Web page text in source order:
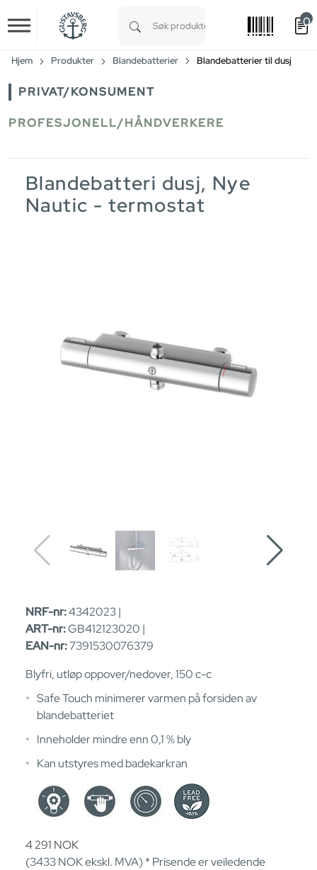
Skip to main content
0
Hjem Produkter Blandebatterier Blandebatterier til dusj
PRIVAT/KONSUMENT
PROFESJONELL/HÅNDVERKERE
Blandebatteri dusj, Nye
Nautic - termostat
NRF-nr:4342023 |
ART-nr:GB412123020 |
EAN-nr:7391530076379
Blyfri, utløp oppover/nedover, 150 c-c
Safe Touch minimerer varmen på forsiden av
blandebatteriet
Inneholder mindre enn 0,1 % bly
Kan utstyres med badekarkran
4 291 NOK
(3433NOKekskl. MVA) * Prisende er veiledende